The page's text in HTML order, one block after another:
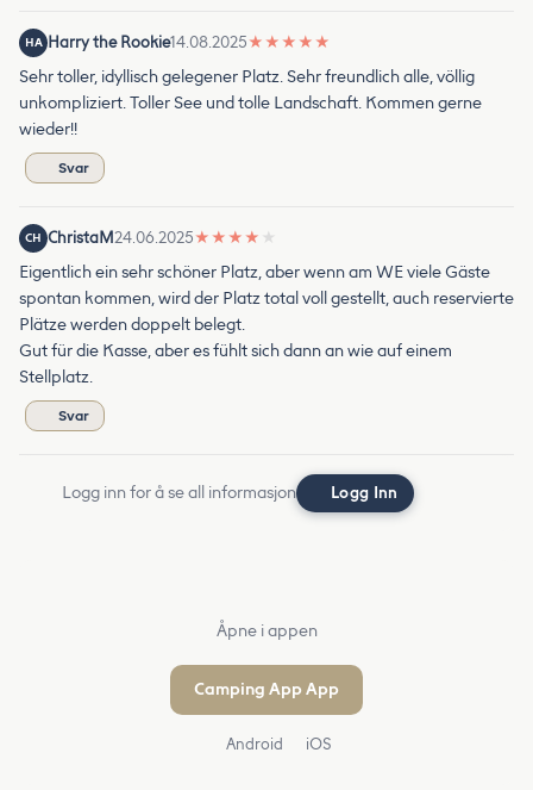
HA Harry the Rookie14.08.2025★ ★ ★ ★ ★
Sehr toller, idyllisch gelegener Platz. Sehr freundlich alle, völlig
unkompliziert. Toller See und tolle Landschaft. Kommen gerne
wieder!!
Svar
CH ChristaM24.06.2025★ ★ ★ ★ ★
Eigentlich ein sehr schöner Platz, aber wenn am WE viele Gäste
spontan kommen, wird der Platz total voll gestellt, auch reservierte
Plätze werden doppelt belegt.
Gut für die Kasse, aber es fühlt sich dann an wie auf einem
Stellplatz.
Svar
Logg inn for å se all informasjon Logg Inn
Åpne i appen
Camping App App
Android iOS